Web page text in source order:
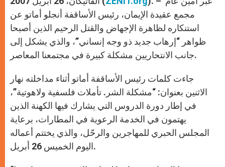
p e
r
k
مجمع عقيدة الإيمان، رئيس الأساقفة أنجلو أماتو عن
استنكاره لظاهرة الإجهاض والقتل الرحيم الذين أصبحا
ظواهر “إرهاب جديد ذو وجه إنساني”، والذي يشكل إلى
جانب الانتحاريين مشكلة كبيرة في مجتمعنا المعاصر.
جاءت كلمات رئيس الأساقفة أماتو أثناء مداخلته نهار
الاثنين بعنوان: “مشكلة الشر. تأملات فلسفية ولاهوتية”،
في إطار دورة الدروس التي يشارك فيها الكهنة الذين
يهتمون في الخدمة الرعوية في المطارات، برعاية
المجلس الحبري للمهاجرين والرحّل، والذي يختتم أعماله
اليوم الخميس 26 أبريل.